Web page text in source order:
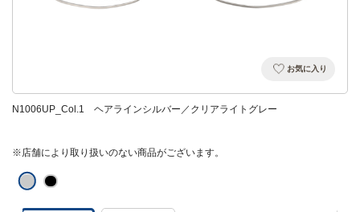
お気に入り
N1006UP_Col.1 ヘアラインシルバー／クリアライトグレー
※店舗により取り扱いのない商品がございます。